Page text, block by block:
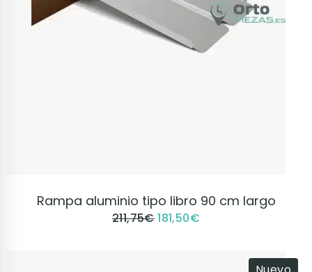
VER PRODUCTO
Rampa aluminio tipo libro 90 cm largo
211,75€181,50€